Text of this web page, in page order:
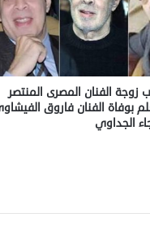
زوجة الفنان المصرى المنتصر
بوفاة الفنان فاروق
الجداوي